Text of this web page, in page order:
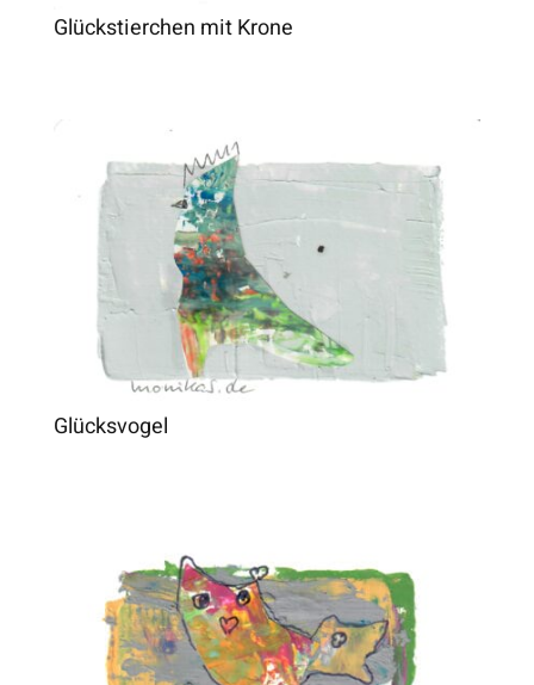
Glückstierchen mit Krone
Glücksvogel